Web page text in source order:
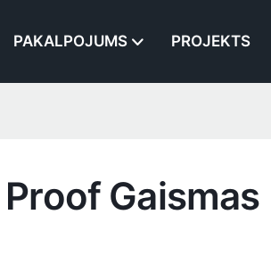
PAKALPOJUMS PROJEKTS
Gaismas